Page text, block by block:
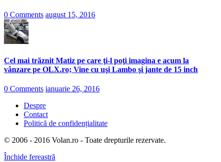
0 Comments august 15, 2016
Cel mai trăznit Matiz pe care ţi-l poţi imagina e acum la
vânzare pe OLX.ro; Vine cu uşi Lambo şi jante de 15 inch
0 Comments ianuarie 26, 2016
Despre
Contact
Politică de confidențialitate
© 2006 - 2016 Volan.ro - Toate drepturile rezervate.
Închide fereastră